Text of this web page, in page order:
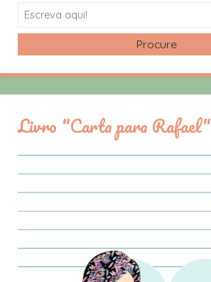
Search
Livro "Carta para Rafael"